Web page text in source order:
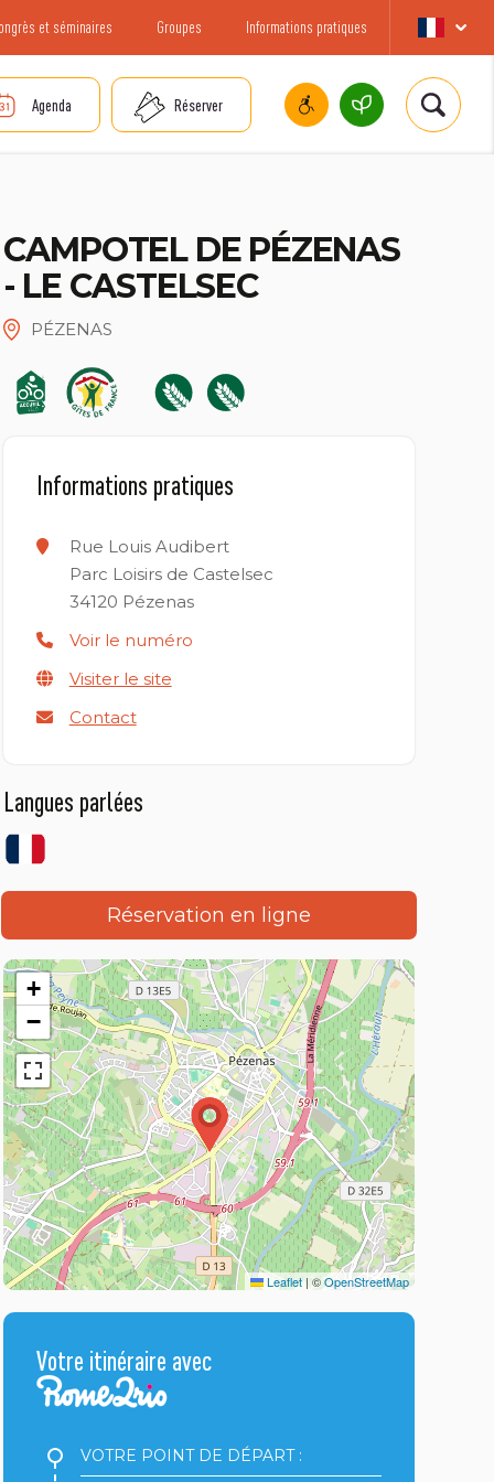
et séminaires Groupes Informations pratiques
Agenda Réserver
CAMPOTEL DE PÉZENAS
- LE CASTELSEC
PÉZENAS
Informations pratiques
Rue Louis Audibert
Parc Loisirs de Castelsec
34120 Pézenas
Voir le numéro
Visiter le site
Contact
Langues parlées
Réservation en ligne
+
−
Leaflet | ©OpenStreetMap
Votre itinéraire avec
Votre
point